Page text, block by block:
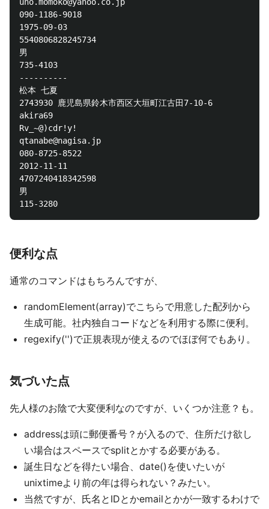
090-1186-9018
1975-09-03
5540806828245734
男
735-4103
----------
松本 七夏
2743930 鹿児島県鈴木市西区大垣町江古田7-10-6
akira69
Rv_~@)cdr!y!
qtanabe@nagisa.jp
080-8725-8522
2012-11-11
4707240418342598
男
便利な点
通常のコマンドはもちろんですが、
randomElement(array)でこちらで用意した配列から
生成可能。社内独自コードなどを利用する際に便利。
regexify('')で正規表現が使えるのでほぼ何でもあり。
気づいた点
先人様のお陰で大変便利なのですが、いくつか注意？も。
addressは頭に郵便番号？が入るので、住所だけ欲し
い場合はスペースでsplitとかする必要がある。
誕生日などを得たい場合、date()を使いたいが
unixtimeより前の年は得られない？みたい。
当然ですが、氏名とIDとかemailとかが一致するわけで